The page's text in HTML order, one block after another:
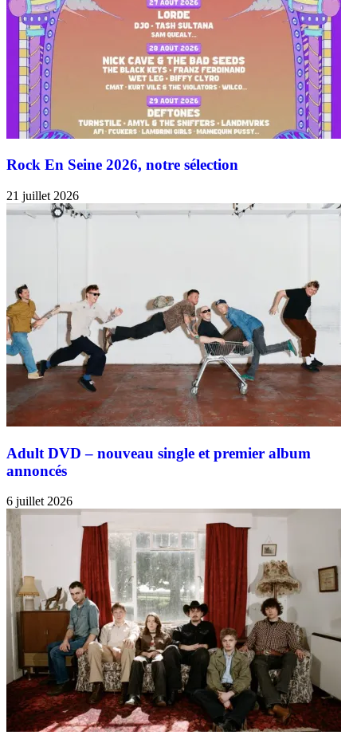
Rock En Seine 2026, notre sélection
21 juillet 2026
Adult DVD – nouveau single et premier album
annoncés
6 juillet 2026